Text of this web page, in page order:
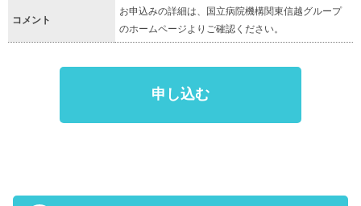
コメント
お申込みの詳細は、国立病院機構関東信越グループ
のホームページよりご確認ください。
申し込む